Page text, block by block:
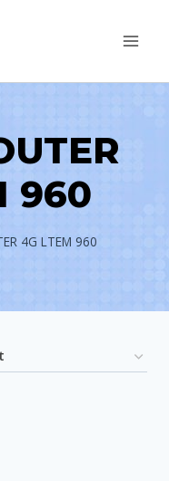
960
4G LTEM 960